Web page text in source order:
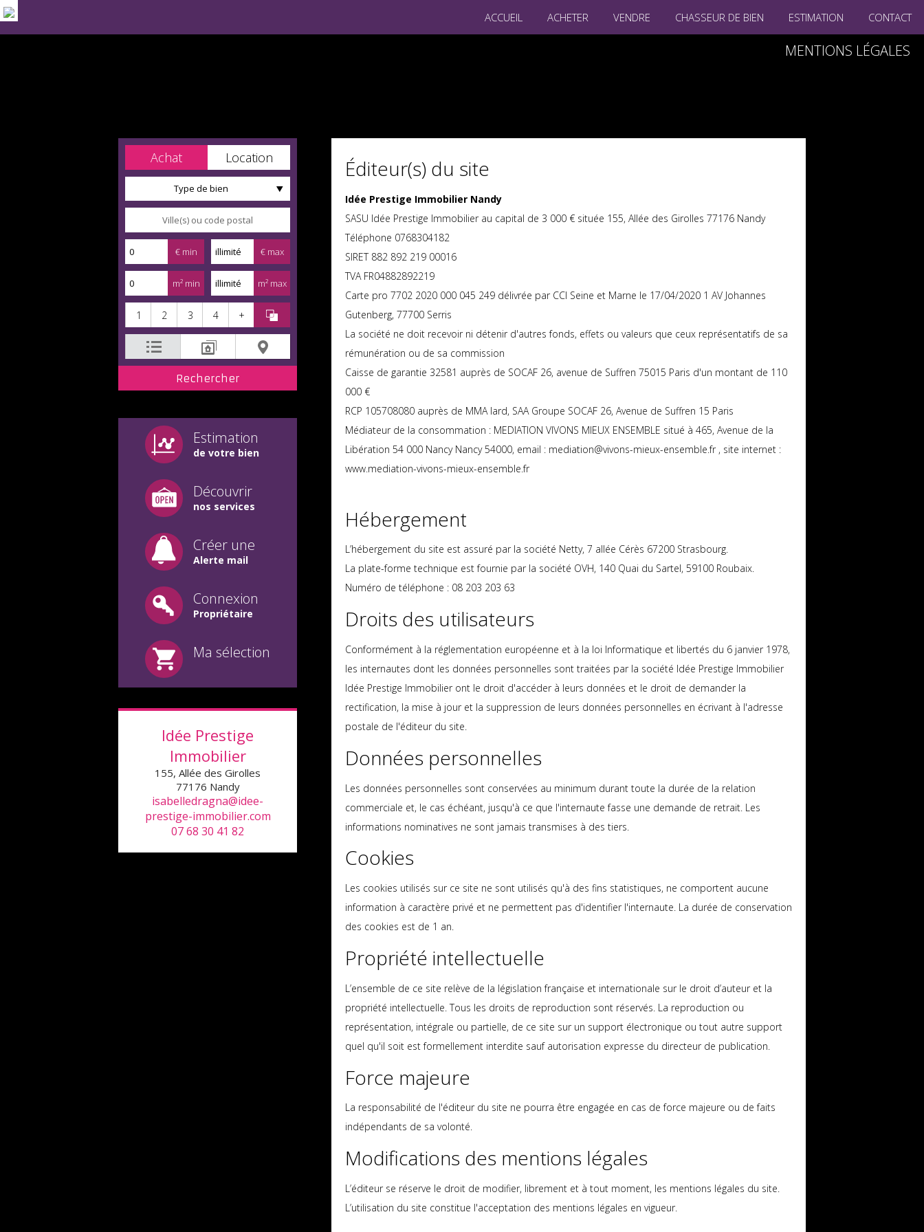
ACCUEIL ACHETER VENDRE CHASSEUR DE BIEN ESTIMATION CONTACT
MENTIONS LÉGALES
Achat Location
Type de bien
€ min € max
m² min m² max
1 2 3 4 +
Estimation
de votre bien
Découvrir
nos services
Créer une
Alerte mail
Connexion
Propriétaire
Ma sélection
Idée Prestige
Immobilier
155, Allée des Girolles
77176 Nandy
isabelledragna@idee-
prestige-immobilier.com
07 68 30 41 82
Éditeur(s) du site
Idée Prestige Immobilier Nandy
SASU Idée Prestige Immobilier au capital de 3 000 € située 155, Allée des Girolles 77176 Nandy
Téléphone 0768304182
SIRET 882 892 219 00016
TVA FR04882892219
Carte pro 7702 2020 000 045 249 délivrée par CCI Seine et Marne le 17/04/2020 1 AV Johannes
Gutenberg, 77700 Serris
La société ne doit recevoir ni détenir d'autres fonds, effets ou valeurs que ceux représentatifs de sa
rémunération ou de sa commission
Caisse de garantie 32581 auprès de SOCAF 26, avenue de Suffren 75015 Paris d'un montant de 110
000 €
RCP 105708080 auprès de MMA Iard, SAA Groupe SOCAF 26, Avenue de Suffren 15 Paris
Médiateur de la consommation : MEDIATION VIVONS MIEUX ENSEMBLE situé à 465, Avenue de la
Libération 54 000 Nancy Nancy 54000, email : mediation@vivons-mieux-ensemble.fr , site internet :
www.mediation-vivons-mieux-ensemble.fr
Hébergement
L’hébergement du site est assuré par la société Netty, 7 allée Cérès 67200 Strasbourg.
La plate-forme technique est fournie par la société OVH, 140 Quai du Sartel, 59100 Roubaix.
Numéro de téléphone : 08 203 203 63
Droits des utilisateurs
Conformément à la réglementation européenne et à la loi Informatique et libertés du 6 janvier 1978,
les internautes dont les données personnelles sont traitées par la société Idée Prestige Immobilier
Idée Prestige Immobilier ont le droit d'accéder à leurs données et le droit de demander la
rectification, la mise à jour et la suppression de leurs données personnelles en écrivant à l'adresse
postale de l'éditeur du site.
Données personnelles
Les données personnelles sont conservées au minimum durant toute la durée de la relation
commerciale et, le cas échéant, jusqu'à ce que l'internaute fasse une demande de retrait. Les
informations nominatives ne sont jamais transmises à des tiers.
Cookies
Les cookies utilisés sur ce site ne sont utilisés qu'à des fins statistiques, ne comportent aucune
information à caractère privé et ne permettent pas d'identifier l'internaute. La durée de conservation
des cookies est de 1 an.
Propriété intellectuelle
L’ensemble de ce site relève de la législation française et internationale sur le droit d’auteur et la
propriété intellectuelle. Tous les droits de reproduction sont réservés. La reproduction ou
représentation, intégrale ou partielle, de ce site sur un support électronique ou tout autre support
quel qu'il soit est formellement interdite sauf autorisation expresse du directeur de publication.
Force majeure
La responsabilité de l'éditeur du site ne pourra être engagée en cas de force majeure ou de faits
indépendants de sa volonté.
Modifications des mentions légales
L’éditeur se réserve le droit de modifier, librement et à tout moment, les mentions légales du site.
L’utilisation du site constitue l'acceptation des mentions légales en vigueur.